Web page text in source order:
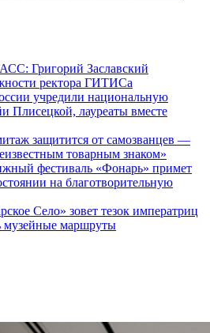
Григорий Заславский
ректора ГИТИСа
учредили национальную
лауреаты вместе
защитится от самозванцев —
товарным знаком»
фестиваль «Фонарь» примет
на благотворительную
Село» зовет тезок императриц
музейные маршруты